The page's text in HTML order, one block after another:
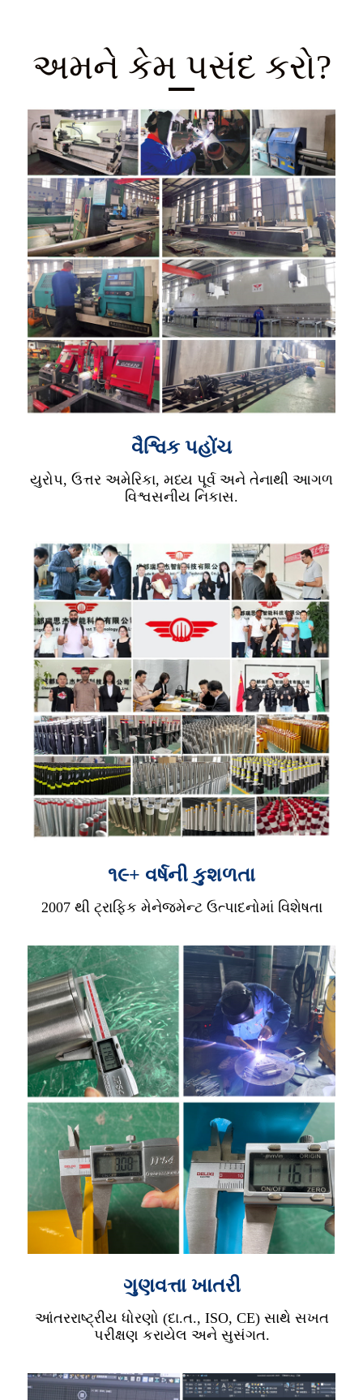
અમને કેમ પસંદ કરો?
વૈશ્વિક પહોંચ
યુરોપ, ઉત્તર અમેરિકા, મધ્ય પૂર્વ અને તેનાથી આગળ
વિશ્વસનીય નિકાસ.
૧૯+ વર્ષની કુશળતા
2007 થી ટ્રાફિક મેનેજમેન્ટ ઉત્પાદનોમાં વિશેષતા
ગુણવત્તા ખાતરી
આંતરરાષ્ટ્રીય ધોરણો (દા.ત., ISO, CE) સાથે સખત
પરીક્ષણ કરાયેલ અને સુસંગત.